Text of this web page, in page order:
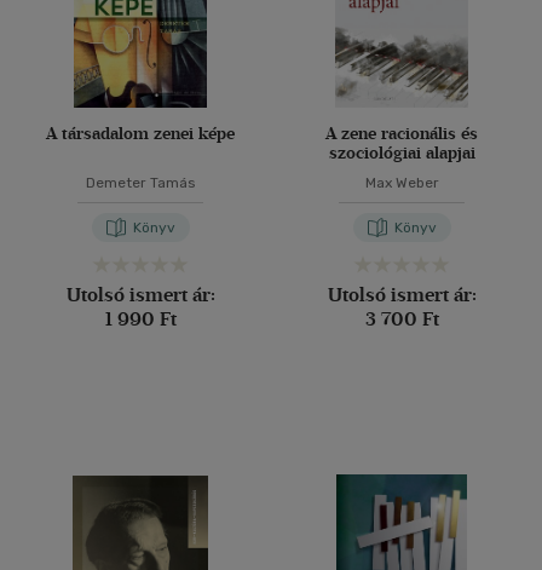
A társadalom zenei képe
Demeter Tamás
Könyv
Utolsó ismert ár:
1 990 Ft
A zene racionális és
szociológiai alapjai
Max Weber
Könyv
Utolsó ismert ár:
3 700 Ft